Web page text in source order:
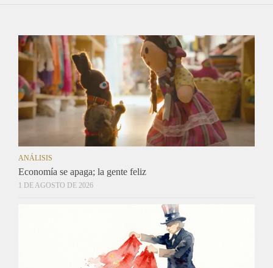
ANÁLISIS
Economía se apaga; la gente feliz
1 DE AGOSTO DE 2026